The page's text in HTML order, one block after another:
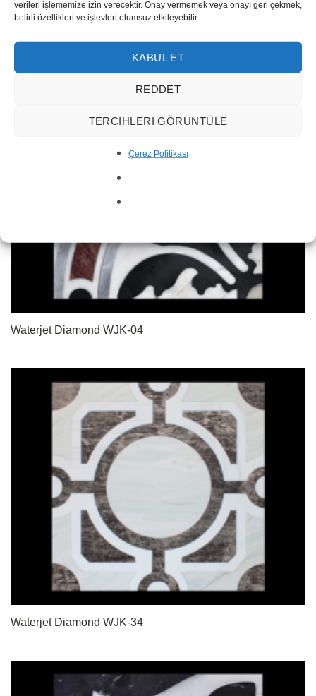
verileri işlememize izin verecektir. Onay vermemek veya onayı geri çekmek,
belirli özellikleri ve işlevleri olumsuz etkileyebilir.
KABUL ET
REDDET
TERCIHLERI GÖRÜNTÜLE
Çerez Politikası
Waterjet Diamond WJK-32
Waterjet Diamond WJK-04
Waterjet Diamond WJK-34